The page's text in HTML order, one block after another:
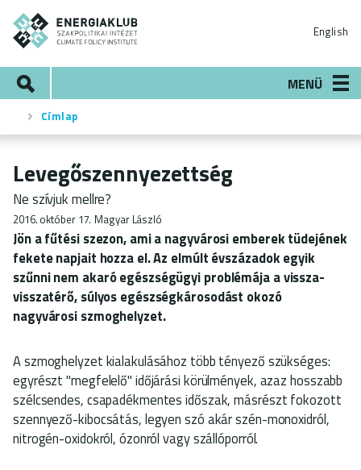
Ugrás
tartalomra
English
MENÜ
Morzsa
Címlap
Levegőszennyezettség
Ne szívjuk mellre?
2016. október 17. Magyar László
Jön a fűtési szezon, ami a nagyvárosi emberek tüdejének
fekete napjait hozza el. Az elmúlt évszázadok egyik
szűnni nem akaró egészségügyi problémája a vissza-
visszatérő, súlyos egészségkárosodást okozó
nagyvárosi szmoghelyzet.
A szmoghelyzet kialakulásához több tényező szükséges:
egyrészt "megfelelő" időjárási körülmények, azaz hosszabb
szélcsendes, csapadékmentes időszak, másrészt fokozott
szennyező-kibocsátás, legyen szó akár szén-monoxidról,
nitrogén-oxidokról, ózonról vagy szállóporról.